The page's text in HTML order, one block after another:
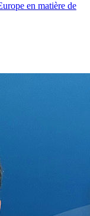
en matière de